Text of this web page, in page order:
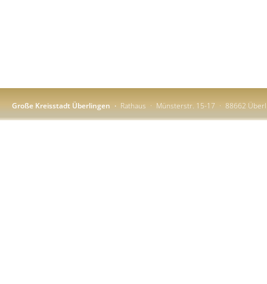
Große Kreisstadt Überlingen Rathaus Münsterstr. 15-17 88662